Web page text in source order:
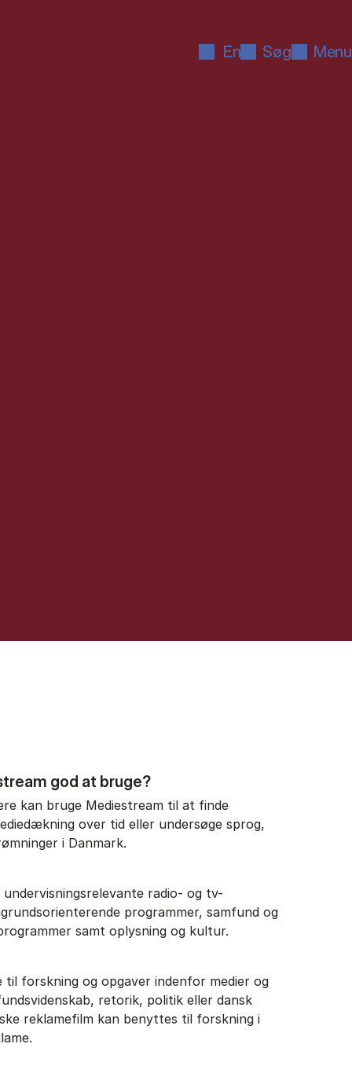
En Søg Menu
god at bruge?
kan bruge Mediestream til at finde
over tid eller undersøge sprog,
i Danmark.
radio- og tv-
programmer, samfund og
samt oplysning og kultur.
forskning og opgaver indenfor medier og
retorik, politik eller dansk
reklamefilm kan benyttes til forskning i